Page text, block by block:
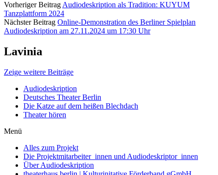
Vorheriger Beitrag Audiodeskription als Tradition: KUYUM
Tanzplattform 2024
Nächster Beitrag Online-Demonstration des Berliner Spielplan
Audiodeskription am 27.11.2024 um 17:30 Uhr
Lavinia
Zeige weitere Beiträge
Audiodeskription
Deutsches Theater Berlin
Die Katze auf dem heißen Blechdach
Theater hören
Menü
Alles zum Projekt
Die Projektmitarbeiter_innen und Audiodeskriptor_innen
Über Audiodeskription